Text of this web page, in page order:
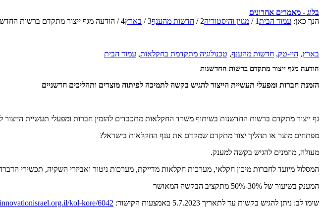
בלוג - מאמרים אחרונים
הנך כאן: עמוד הבית1
/ מגזין והיסטוריה2
/ חדשות מהענף3
/ בארץ4
/ הודעה מגף ייצור מתקדם ברשות
בארץ, היי-טק, חדשות מהענף, טכנולוגיה מתקדמת בחקלאות, עמוד הבית
הודעה מגף ייצור מתקדם ברשות החדשנות
הזמנת חברות ומפעלי תעשיית הייצור להגיש בקשה לתמיכה לפיתוח מוצרים ותהליכים חדשניים
גף ייצור מתקדם ברשות החדשנות בשיתוף משרד החקלאות מתכבדים להזמין חברות ומפעלי תעשיית הייצור
מפתחים מוצר או תהליך יצור מתקדם שמקדם את ענף החקלאות בישראל?
מעולה, מוזמנים להגיש בקשה למענק.
המסלול מיועד לחברות מיכון חקלאי, מערכות חקלאות מדייקת, מערכות ניטור ואביזרי השקיה, תכשירי הדברה
המענק בשיעור של 30%-50% מתקציב הבקשה המאושר
שימו לב: ניתן להגיש בקשות עד לתאריך ‏5.7.2023 באמצעות הקישור:
kol-kore/6042